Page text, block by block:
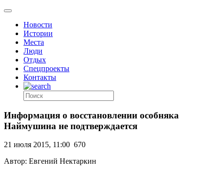
Новости
Истории
Места
Люди
Отдых
Спецпроекты
Контакты
Информация о восстановлении особняка
Наймушина не подтверждается
21 июля 2015, 11:00 670
Автор: Евгений Нектаркин